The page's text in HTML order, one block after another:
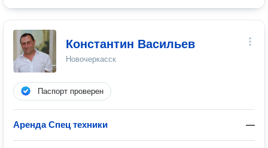
Константин Васильев
Новочеркасск
Паспорт проверен
Аренда Спец техники —